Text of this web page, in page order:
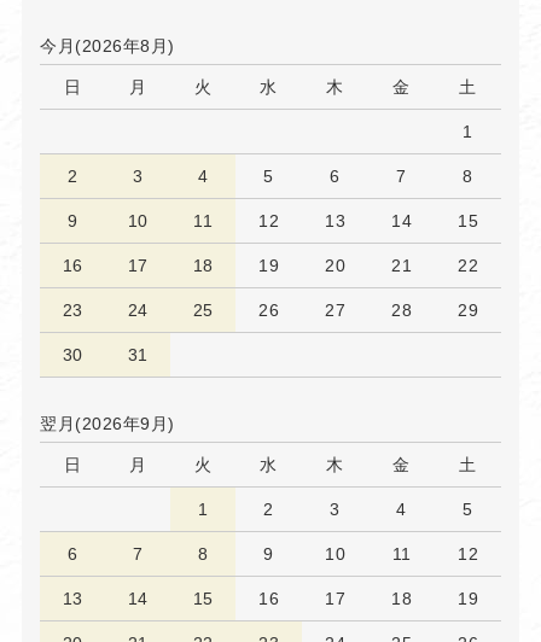
今月(2026年8月)
日 月 火 水 木 金 土
1
2 3 4 5 6 7 8
9 10 11 12 13 14 15
16 17 18 19 20 21 22
23 24 25 26 27 28 29
30 31
翌月(2026年9月)
日 月 火 水 木 金 土
1 2 3 4 5
6 7 8 9 10 11 12
13 14 15 16 17 18 19